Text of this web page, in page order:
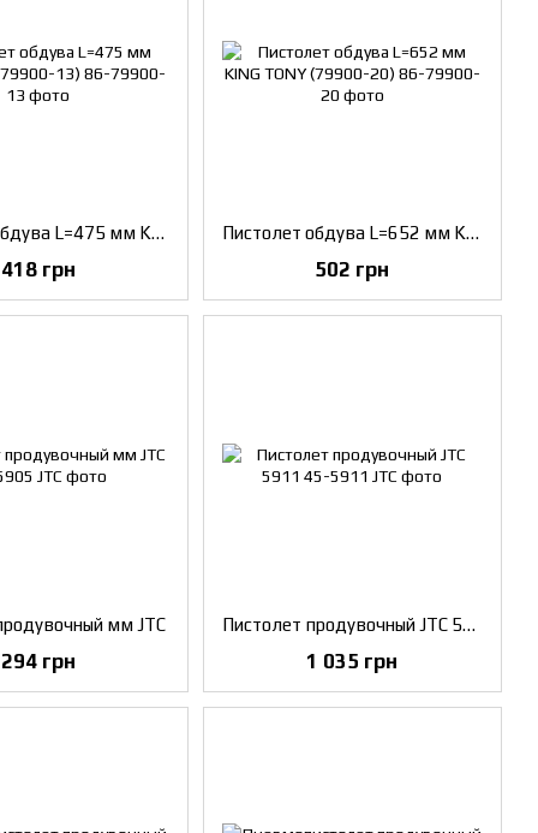
Пистолет обдува L=475 мм KING TONY (79900-13)
418 грн
Пистолет обдува L=652 мм KING TONY (79900-20)
502 грн
мм JTC
294 грн
Пистолет продувочный JTC 5911
1 035 грн